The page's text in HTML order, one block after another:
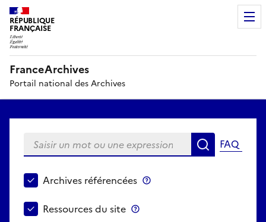
RÉPUBLIQUE
FRANÇAISE
FranceArchives
Portail national des Archives
Saisir un mot ou une expression Rechercher
FAQ
Choisir le périmètre de recherche
Archives référencées
Ressources du site